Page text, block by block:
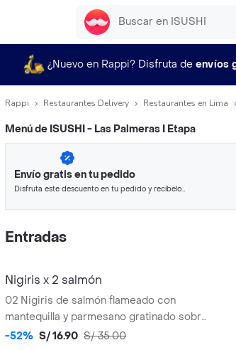
¿Nuevo en Rappi? Disfruta de envíos
Rappi Restaurantes Delivery Restaurantes en Lima
Menú de ISUSHI - Las Palmeras I Etapa
Envío gratis en tu pedido
Disfruta este descuento en tu pedido y recíbelo
Entradas
Nigiris x 2 salmón
02 Nigiris de salmón flameado con
mantequilla y parmesano gratinado sobre
shari, glaseado con salsa anguila.
-52% S/ 16.90 S/ 35.00